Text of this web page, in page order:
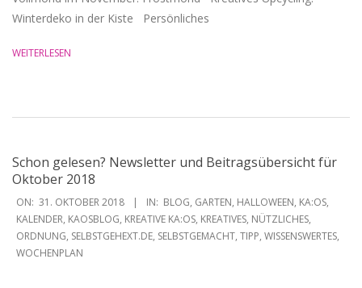
Winterdeko in der Kiste Persönliches
WEITERLESEN
Schon gelesen? Newsletter und Beitragsübersicht für
Oktober 2018
2018-
10-
31
ON: 31. OKTOBER 2018 IN: BLOG, GARTEN, HALLOWEEN, KA:OS,
KALENDER, KAOSBLOG, KREATIVE KA:OS, KREATIVES, NÜTZLICHES,
ORDNUNG, SELBSTGEHEXT.DE, SELBSTGEMACHT, TIPP, WISSENSWERTES,
WOCHENPLAN